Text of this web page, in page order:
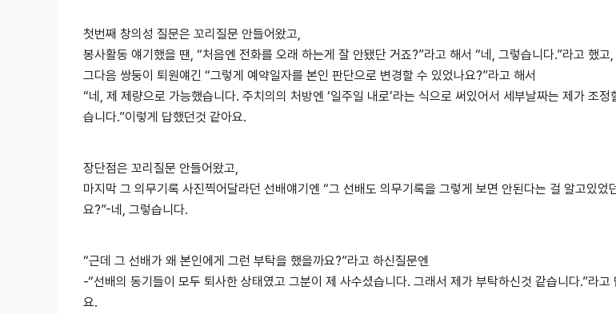
첫번째 창의성 질문은 꼬리질문 안들어왔고,
봉사활동 얘기했을 땐, “처음엔 전화를 오래 하는게 잘 안됐단 거죠?”라고 해서 “네, 그렇습니다.”라고 했고,
그다음 쌍둥이 퇴원얘긴 “그렇게 예약일자를 본인 판단으로 변경할 수 있었나요?”라고 해서
“네, 제 제량으로 가능했습니다. 주치의의 처방엔 ‘일주일 내로’라는 식으로 써있어서 세부날짜는 제가 조정
습니다.”이렇게 답했던것 같아요.
장단점은 꼬리질문 안들어왔고,
마지막 그 의무기록 사진찍어달라던 선배얘기엔 “그 선배도 의무기록을 그렇게 보면 안된다는 걸 알고있었
요?”-네, 그렇습니다.
“근데 그 선배가 왜 본인에게 그런 부탁을 했을까요?”라고 하신질문엔
-“선배의 동기들이 모두 퇴사한 상태였고 그분이 제 사수셨습니다. 그래서 제가 부탁하신것 같습니다.”라고
요.